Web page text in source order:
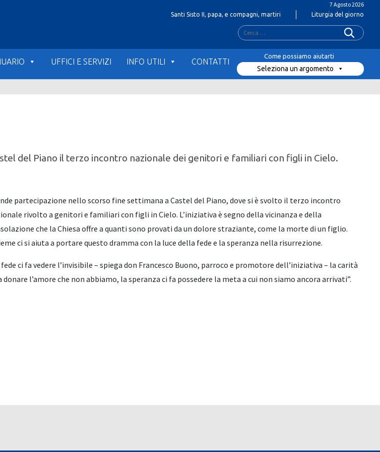
7 Agosto 2026
Santi Sisto II, papa, e compagni, martiri Liturgia del giorno
Ricerca
per:
UFFICI E SERVIZI INFO UTILI CONTATTI
Seleziona un argomento
del Piano il terzo incontro nazionale dei genitori e familiari con figli in Cielo.
partecipazione nello scorso fine settimana a Castel del Piano, dove si è svolto il terzo incontro
rivolto a genitori e familiari con figli in Cielo. L’iniziativa è segno della vicinanza e della
che la Chiesa offre a quanti sono provati da un dolore straziante, come la morte di un figlio.
ci si aiuta a portare questo dramma con la luce della fede e la speranza nella risurrezione.
fede ci fa vedere l’invisibile – spiega don Francesco Buono, parroco e promotore dell’iniziativa – la carità
donare l’amore che non abbiamo, la speranza ci fa possedere la meta a cui non siamo ancora arrivati”.